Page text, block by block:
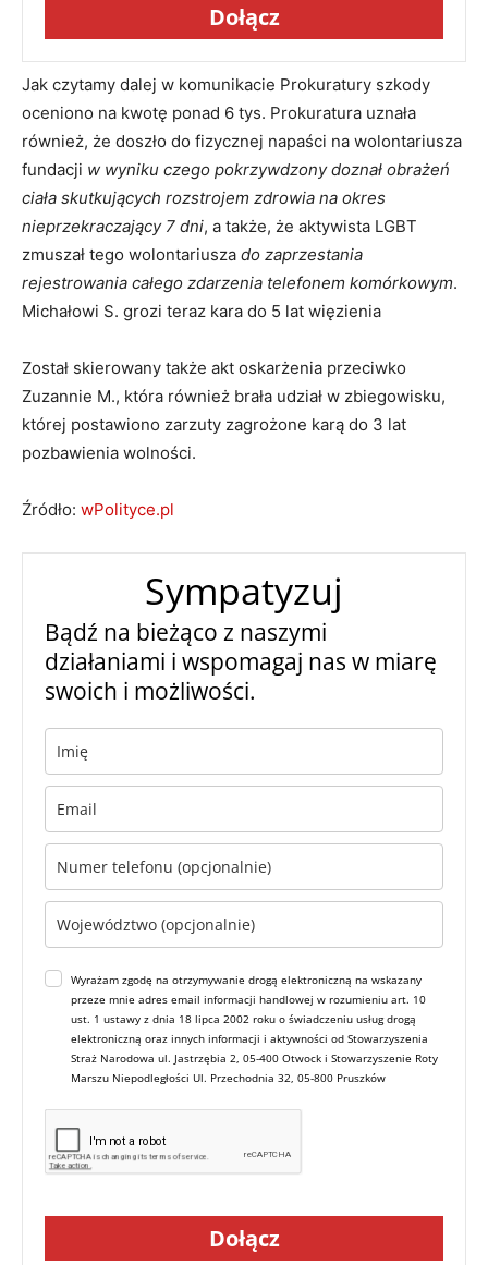
Dołącz
Jak czytamy dalej w komunikacie Prokuratury szkody
oceniono na kwotę ponad 6 tys. Prokuratura uznała
również, że doszło do fizycznej napaści na wolontariusza
fundacji w wyniku czego pokrzywdzony doznał obrażeń
ciała skutkujących rozstrojem zdrowia na okres
nieprzekraczający 7 dni, a także, że aktywista LGBT
zmuszał tego wolontariusza do zaprzestania
rejestrowania całego zdarzenia telefonem komórkowym.
Michałowi S. grozi teraz kara do 5 lat więzienia
Został skierowany także akt oskarżenia przeciwko
Zuzannie M., która również brała udział w zbiegowisku,
której postawiono zarzuty zagrożone karą do 3 lat
pozbawienia wolności.
Źródło: wPolityce.pl
Sympatyzuj
Bądź na bieżąco z naszymi
działaniami i wspomagaj nas w miarę
swoich i możliwości.
Wyrażam zgodę na otrzymywanie drogą elektroniczną na wskazany
przeze mnie adres email informacji handlowej w rozumieniu art. 10
ust. 1 ustawy z dnia 18 lipca 2002 roku o świadczeniu usług drogą
elektroniczną oraz innych informacji i aktywności od Stowarzyszenia
Straż Narodowa ul. Jastrzębia 2, 05-400 Otwock i Stowarzyszenie Roty
Marszu Niepodległości Ul. Przechodnia 32, 05-800 Pruszków
Dołącz